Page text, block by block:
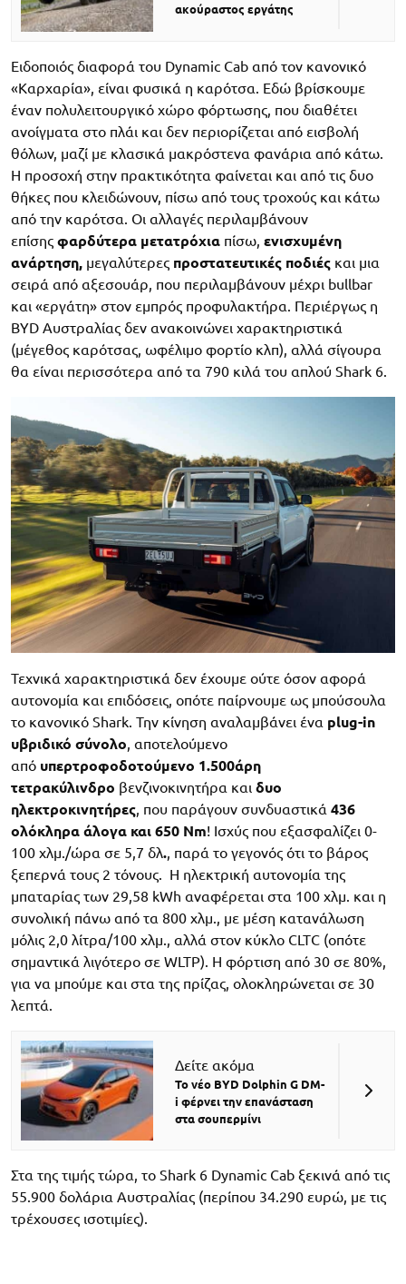
ακούραστος εργάτης
Ειδοποιός διαφορά του Dynamic Cab από τον κανονικό
«Καρχαρία», είναι φυσικά η καρότσα. Εδώ βρίσκουμε
έναν πολυλειτουργικό χώρο φόρτωσης, που διαθέτει
ανοίγματα στο πλάι και δεν περιορίζεται από εισβολή
θόλων, μαζί με κλασικά μακρόστενα φανάρια από κάτω.
Η προσοχή στην πρακτικότητα φαίνεται και από τις δυο
θήκες που κλειδώνουν, πίσω από τους τροχούς και κάτω
από την καρότσα. Οι αλλαγές περιλαμβάνουν
επίσης φαρδύτερα μετατρόχια πίσω, ενισχυμένη
ανάρτηση, μεγαλύτερες προστατευτικές ποδιές και μια
σειρά από αξεσουάρ, που περιλαμβάνουν μέχρι bullbar
και «εργάτη» στον εμπρός προφυλακτήρα. Περιέργως η
BYD Αυστραλίας δεν ανακοινώνει χαρακτηριστικά
(μέγεθος καρότσας, ωφέλιμο φορτίο κλπ), αλλά σίγουρα
θα είναι περισσότερα από τα 790 κιλά του απλού Shark 6.
Τεχνικά χαρακτηριστικά δεν έχουμε ούτε όσον αφορά
αυτονομία και επιδόσεις, οπότε παίρνουμε ως μπούσουλα
το κανονικό Shark. Την κίνηση αναλαμβάνει ένα plug-in
υβριδικό σύνολο, αποτελούμενο
από υπερτροφοδοτούμενο 1.500άρη
τετρακύλινδρο βενζινοκινητήρα και δυο
ηλεκτροκινητήρες, που παράγουν συνδυαστικά 436
ολόκληρα άλογα και 650 Nm! Ισχύς που εξασφαλίζει 0-
100 χλμ./ώρα σε 5,7 δλ., παρά το γεγονός ότι το βάρος
ξεπερνά τους 2 τόνους. Η ηλεκτρική αυτονομία της
μπαταρίας των 29,58 kWh αναφέρεται στα 100 χλμ. και η
συνολική πάνω από τα 800 χλμ., με μέση κατανάλωση
μόλις 2,0 λίτρα/100 χλμ., αλλά στον κύκλο CLTC (οπότε
σημαντικά λιγότερο σε WLTP). Η φόρτιση από 30 σε 80%,
για να μπούμε και στα της πρίζας, ολοκληρώνεται σε 30
λεπτά.
Δείτε ακόμα
Το νέο BYD Dolphin G DM-
i φέρνει την επανάσταση
στα σουπερμίνι
Στα της τιμής τώρα, το Shark 6 Dynamic Cab ξεκινά από τις
55.900 δολάρια Αυστραλίας (περίπου 34.290 ευρώ, με τις
τρέχουσες ισοτιμίες).